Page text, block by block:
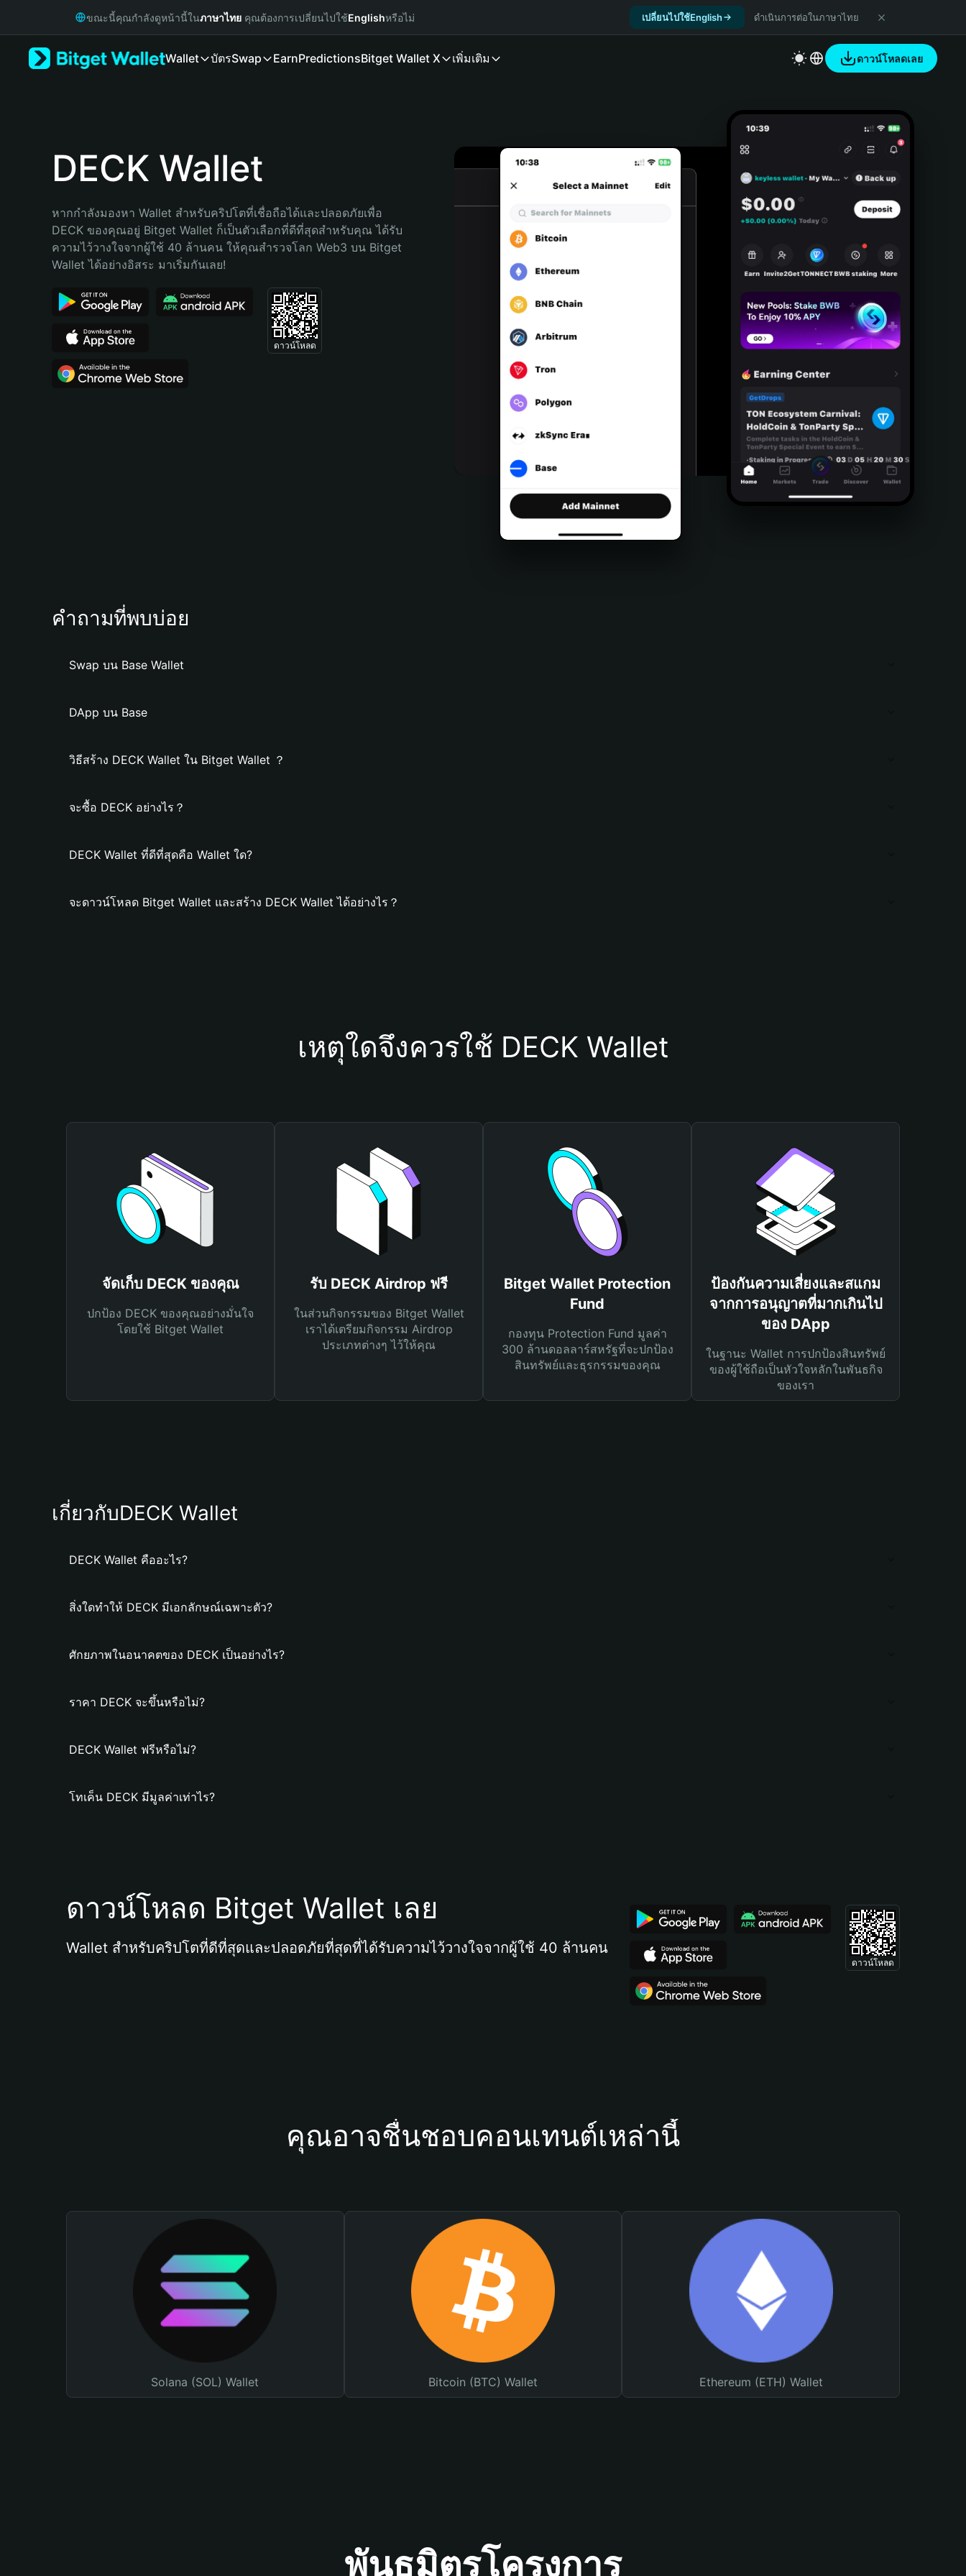
Русский
Bahasa Indonesia
Português (Brasil)
ขณะนี้คุณกำลังดูหน้านี้ในภาษาไทย คุณต้องการเปลี่ยนไปใช้Englishหรือไม่ เปลี่ยนไปใช้English ดำเนินการต่อในภาษาไทย
Wallet บัตรSwap EarnPredictionsBitget Wallet X เพิ่มเติม ดาวน์โหลดเลย
DECK Wallet
หากกำลังมองหา Wallet สำหรับคริปโตที่เชื่อถือได้และปลอดภัยเพื่อ
DECK ของคุณอยู่ Bitget Wallet ก็เป็นตัวเลือกที่ดีที่สุดสำหรับคุณ ได้รับ
ความไว้วางใจจากผู้ใช้ 40 ล้านคน ให้คุณสำรวจโลก Web3 บน Bitget
Wallet ได้อย่างอิสระ มาเริ่มกันเลย!
ดาวน์โหลด
คำถามที่พบบ่อย
Swap บน Base Wallet
DApp บน Base
วิธีสร้าง DECK Wallet ใน Bitget Wallet ？
จะซื้อ DECK อย่างไร？
DECK Wallet ที่ดีที่สุดคือ Wallet ใด?
จะดาวน์โหลด Bitget Wallet และสร้าง DECK Wallet ได้อย่างไร？
เหตุใดจึงควรใช้ DECK Wallet
จัดเก็บ DECK ของคุณ
ปกป้อง DECK ของคุณอย่างมั่นใจ
โดยใช้ Bitget Wallet
รับ DECK Airdrop ฟรี
ในส่วนกิจกรรมของ Bitget Wallet
เราได้เตรียมกิจกรรม Airdrop
ประเภทต่างๆ ไว้ให้คุณ
Bitget Wallet Protection
Fund
กองทุน Protection Fund มูลค่า
300 ล้านดอลลาร์สหรัฐที่จะปกป้อง
สินทรัพย์และธุรกรรมของคุณ
ป้องกันความเสี่ยงและสแกม
จากการอนุญาตที่มากเกินไป
ของ DApp
ในฐานะ Wallet การปกป้องสินทรัพย์
ของผู้ใช้ถือเป็นหัวใจหลักในพันธกิจ
ของเรา
เกี่ยวกับDECK Wallet
DECK Wallet คืออะไร?
สิ่งใดทำให้ DECK มีเอกลักษณ์เฉพาะตัว?
ศักยภาพในอนาคตของ DECK เป็นอย่างไร?
ราคา DECK จะขึ้นหรือไม่?
DECK Wallet ฟรีหรือไม่?
โทเค็น DECK มีมูลค่าเท่าไร?
ดาวน์โหลด Bitget Wallet เลย
Wallet สำหรับคริปโตที่ดีที่สุดและปลอดภัยที่สุดที่ได้รับความไว้วางใจจากผู้ใช้ 40 ล้านคน
ดาวน์โหลด
คุณอาจชื่นชอบคอนเทนต์เหล่านี้
Solana (SOL) Wallet Bitcoin (BTC) Wallet Ethereum (ETH) Wallet
พันธมิตรโครงการ